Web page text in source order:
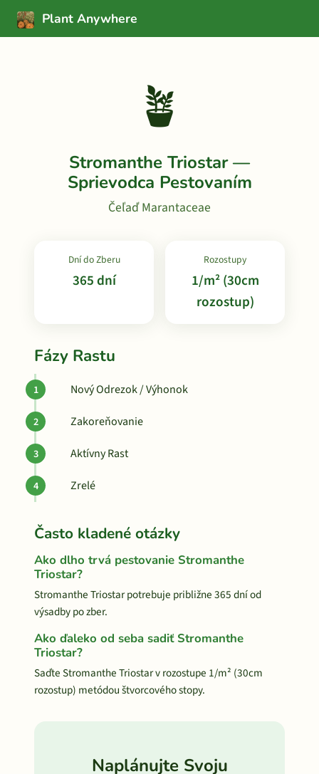
Plant Anywhere
🪴
Stromanthe Triostar —
Sprievodca Pestovaním
Čeľaď Marantaceae
Dní do Zberu
365 dní
Rozostupy
1/m² (30cm
rozostup)
Fázy Rastu
Nový Odrezok / Výhonok
Zakoreňovanie
Aktívny Rast
Zrelé
Často kladené otázky
Ako dlho trvá pestovanie Stromanthe
Triostar?
Stromanthe Triostar potrebuje približne 365 dní od
výsadby po zber.
Ako ďaleko od seba sadiť Stromanthe
Triostar?
Saďte Stromanthe Triostar v rozostupe 1/m² (30cm
rozostup) metódou štvorcového stopy.
Naplánujte Svoju